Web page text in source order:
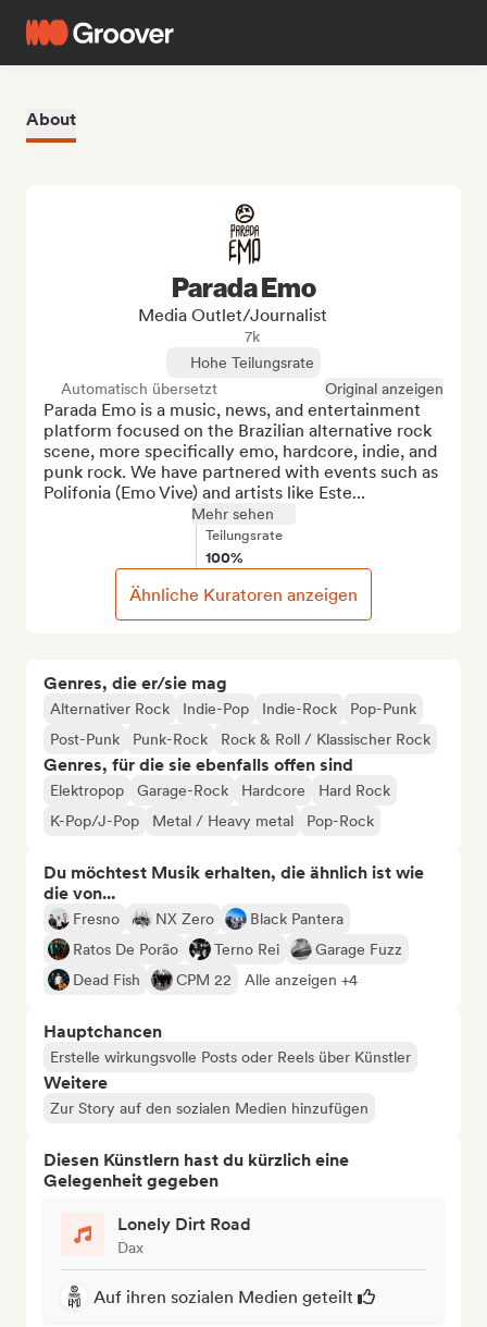
About
Genres, die er/sie mag
Alternativer Rock Indie-Pop Indie-Rock
Pop-Punk
Post-Punk
Punk-Rock Rock & Roll / Klassischer Rock
Genres, für die sie ebenfalls offen sind
Elektropop Garage-Rock Hardcore
Hard Rock
K-Pop/J-Pop
Metal / Heavy metal Pop-Rock
Du möchtest Musik erhalten, die ähnlich ist wie
die von...
Fresno NX Zero
Black Pantera
Ratos De Porão
Terno Rei
Garage Fuzz
Dead Fish
CPM 22 Alle anzeigen +4
Hauptchancen
Erstelle wirkungsvolle Posts oder Reels über Künstler
Weitere
Zur Story auf den sozialen Medien hinzufügen
Diesen Künstlern hast du kürzlich eine
Gelegenheit gegeben
Lonely Dirt Road
Dax
Auf ihren sozialen Medien geteilt
Parada Emo
Media Outlet/Journalist
7k
Hohe Teilungsrate
Automatisch übersetzt
Original anzeigen
Parada Emo is a music, news, and entertainment
platform focused on the Brazilian alternative rock
scene, more specifically emo, hardcore, indie, and
punk rock. We have partnered with events such as
Polifonia (Emo Vive) and artists like Este...
Mehr sehen
Teilungsrate
100%
Ähnliche Kuratoren anzeigen